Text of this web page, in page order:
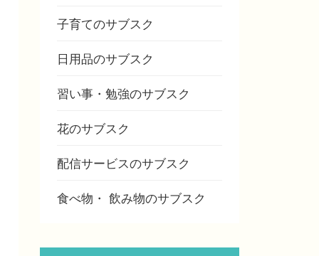
子育てのサブスク
日用品のサブスク
習い事・勉強のサブスク
花のサブスク
配信サービスのサブスク
食べ物・ 飲み物のサブスク